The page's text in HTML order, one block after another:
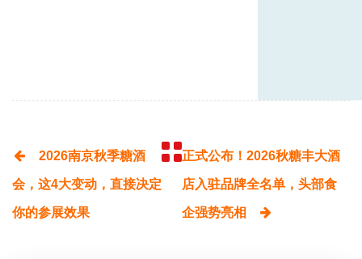
2026南京秋季糖酒
会，这4大变动，直接决定
你的参展效果
正式公布！2026秋糖丰大酒
店入驻品牌全名单，头部食
企强势亮相